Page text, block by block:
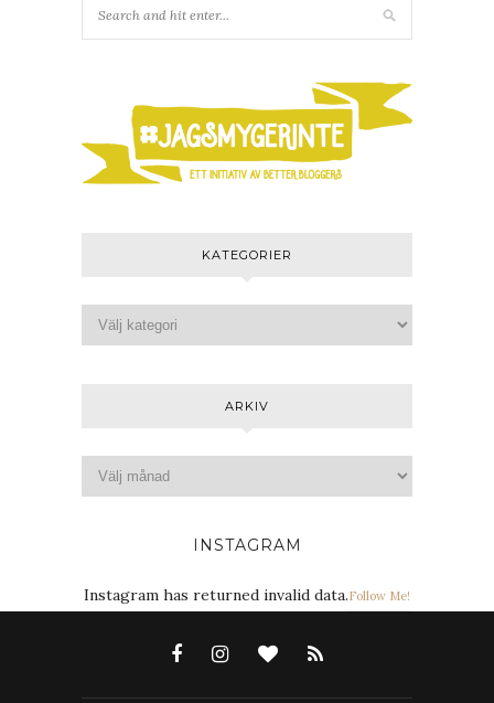
KATEGORIER
ARKIV
INSTAGRAM
Instagram has returned invalid data.Follow Me!